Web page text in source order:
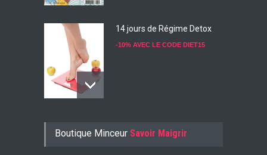
14 jours de Régime Detox
-10% AVEC LE CODE DIET15
-10% AVEC LE CODE KONJ10
Boutique Minceur Savoir Maigrir